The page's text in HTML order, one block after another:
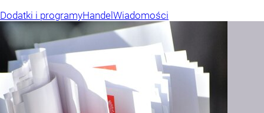
Dodatki i programyHandel Wiadomości